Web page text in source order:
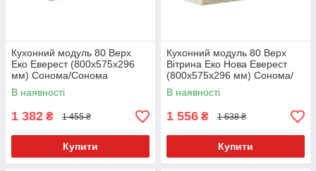
Кухонний модуль 80 Верх
Еко Еверест (800х575х296
мм) Сонома/Сонома
В наявності
1 382 ₴ 1 455 ₴
Купити
Кухонний модуль 80 Верх
Вітрина Еко Нова Еверест
(800х575х296 мм) Сонома/
Сонома
В наявності
1 556 ₴ 1 638 ₴
Купити